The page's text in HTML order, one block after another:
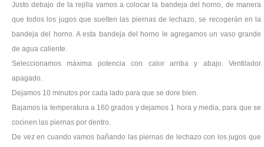
Justo debajo de la rejilla vamos a colocar la bandeja del horno, de manera
que todos los jugos que suelten las piernas de lechazo, se recogerán en la
bandeja del horno. A esta bandeja del horno le agregamos un vaso grande
de agua caliente.
Seleccionamos máxima potencia con calor arriba y abajo. Ventilador
apagado.
Dejamos 10 minutos por cada lado para que se dore bien.
Bajamos la temperatura a 160 grados y dejamos 1 hora y media, para que se
cocinen las piernas por dentro.
De vez en cuando vamos bañando las piernas de lechazo con los jugos que